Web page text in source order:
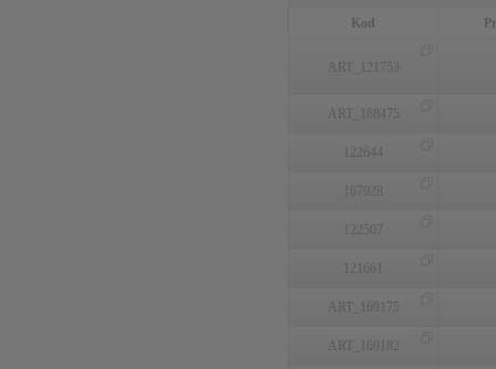
Kod
ART_121753
ART_168475
122644
167928
122507
121661
ART_169175
ART_169182